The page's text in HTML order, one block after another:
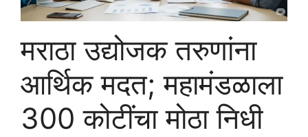
मराठा उद्योजक तरुणांना
आर्थिक मदत; महामंडळाला
300 कोटींचा मोठा निधी